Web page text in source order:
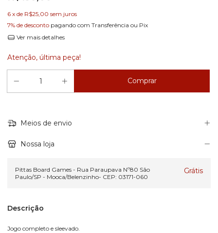
6 x de R$25,00 sem juros
7% de desconto pagando com Transferência ou Pix
Ver mais detalhes
Atenção, última peça!
Meios de envio
Nossa loja
Pittas Board Games - Rua Paraupava Nº80 São
Paulo/SP - Mooca/Belenzinho- CEP: 03171-060
Grátis
Descrição
Jogo completo e sleevado.